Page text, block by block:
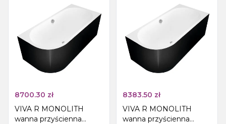
8700.30 zł
VIVA R MONOLITH
wanna przyścienna
8383.50 zł
VIVA R MONOLITH
wanna przyścienna